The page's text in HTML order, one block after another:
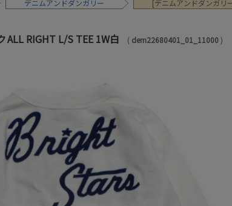
デニムアンドダンガリー [デニムアンドダンガリ
ALL RIGHT L/S TEE 1W白 dem22680401_01_11000